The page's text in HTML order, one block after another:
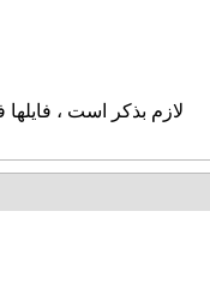
لازم بذکر است ،